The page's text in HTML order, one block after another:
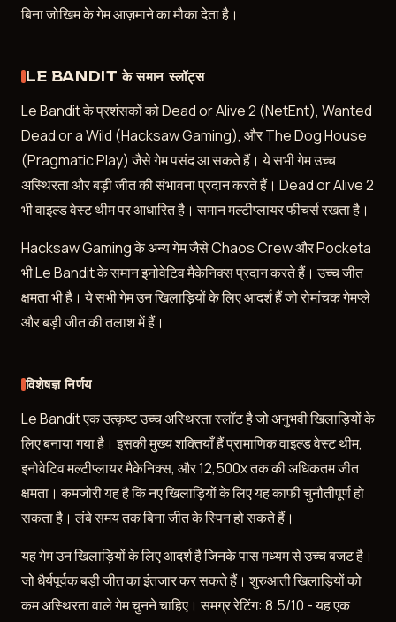
बिना जोखिम के गेम आज़माने का मौका देता है।
LE BANDIT के समान स्लॉट्स
Le Bandit के प्रशंसकों को Dead or Alive 2 (NetEnt), Wanted
Dead or a Wild (Hacksaw Gaming), और The Dog House
(Pragmatic Play) जैसे गेम पसंद आ सकते हैं। ये सभी गेम उच्च
अस्थिरता और बड़ी जीत की संभावना प्रदान करते हैं। Dead or Alive 2
भी वाइल्ड वेस्ट थीम पर आधारित है। समान मल्टीप्लायर फीचर्स रखता है।
Hacksaw Gaming के अन्य गेम जैसे Chaos Crew और Pocketa
भी Le Bandit के समान इनोवेटिव मैकेनिक्स प्रदान करते हैं। उच्च जीत
क्षमता भी है। ये सभी गेम उन खिलाड़ियों के लिए आदर्श हैं जो रोमांचक गेमप्ले
और बड़ी जीत की तलाश में हैं।
विशेषज्ञ निर्णय
Le Bandit एक उत्कृष्ट उच्च अस्थिरता स्लॉट है जो अनुभवी खिलाड़ियों के
लिए बनाया गया है। इसकी मुख्य शक्तियाँ हैं प्रामाणिक वाइल्ड वेस्ट थीम,
इनोवेटिव मल्टीप्लायर मैकेनिक्स, और 12,500x तक की अधिकतम जीत
क्षमता। कमजोरी यह है कि नए खिलाड़ियों के लिए यह काफी चुनौतीपूर्ण हो
सकता है। लंबे समय तक बिना जीत के स्पिन हो सकते हैं।
यह गेम उन खिलाड़ियों के लिए आदर्श है जिनके पास मध्यम से उच्च बजट है।
जो धैर्यपूर्वक बड़ी जीत का इंतजार कर सकते हैं। शुरुआती खिलाड़ियों को
कम अस्थिरता वाले गेम चुनने चाहिए। समग्र रेटिंग: 8.5/10 - यह एक